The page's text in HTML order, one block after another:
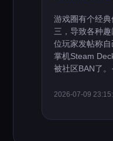
游戏圈有个经
三，导致各种
位玩家发帖称
掌机Steam
被社区BAN了
2026-07-09